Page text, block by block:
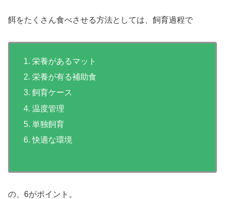
餌をたくさん食べさせる方法としては、飼育過程で
栄養があるマット
栄養が有る補助食
飼育ケース
温度管理
単独飼育
快適な環境
の、6がポイント。